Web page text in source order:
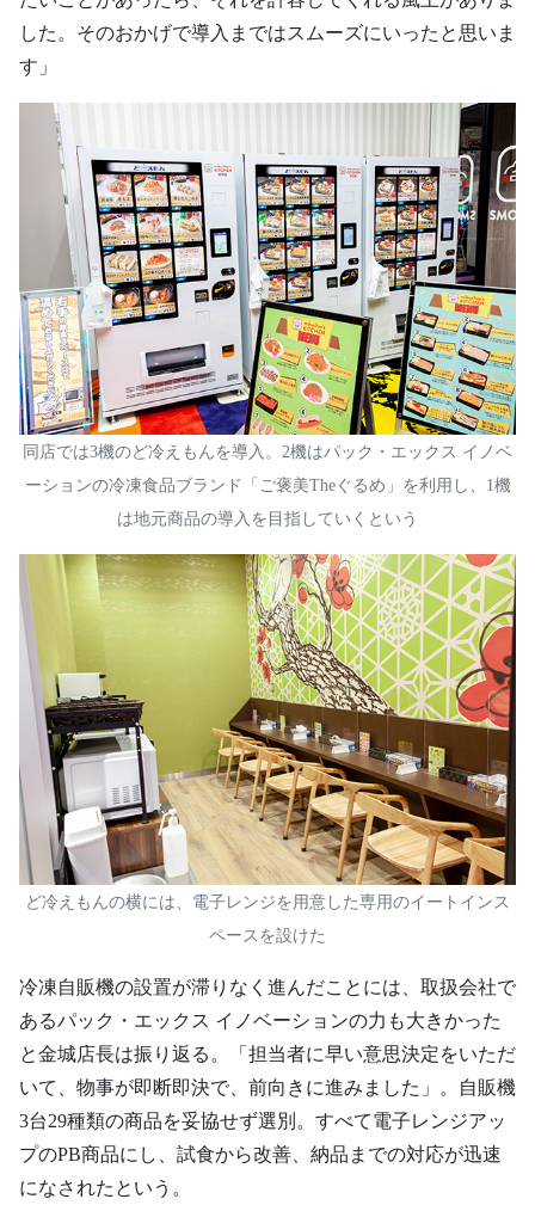
した。そのおかげで導入まではスムーズにいったと思いま
す」
同店では3機のど冷えもんを導入。2機はパック・エックス イノベ
ーションの冷凍食品ブランド「ご褒美Theぐるめ」を利用し、1機
は地元商品の導入を目指していくという
ど冷えもんの横には、電子レンジを用意した専用のイートインス
ペースを設けた
冷凍自販機の設置が滞りなく進んだことには、取扱会社で
あるパック・エックス イノベーションの力も大きかった
と金城店長は振り返る。「担当者に早い意思決定をいただ
いて、物事が即断即決で、前向きに進みました」。自販機
3台29種類の商品を妥協せず選別。すべて電子レンジアッ
プのPB商品にし、試食から改善、納品までの対応が迅速
になされたという。